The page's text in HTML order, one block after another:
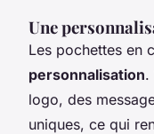
Une
Les pochettes en
personnalisation.
logo, des
uniques, ce qui